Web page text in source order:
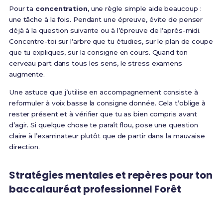
Pour ta concentration, une règle simple aide beaucoup :
une tâche à la fois. Pendant une épreuve, évite de penser
déjà à la question suivante ou à l’épreuve de l’après-midi.
Concentre-toi sur l’arbre que tu étudies, sur le plan de coupe
que tu expliques, sur la consigne en cours. Quand ton
cerveau part dans tous les sens, le stress examens
augmente.
Une astuce que j’utilise en accompagnement consiste à
reformuler à voix basse la consigne donnée. Cela t’oblige à
rester présent et à vérifier que tu as bien compris avant
d’agir. Si quelque chose te paraît flou, pose une question
claire à l’examinateur plutôt que de partir dans la mauvaise
direction.
Stratégies mentales et repères pour ton
baccalauréat professionnel Forêt